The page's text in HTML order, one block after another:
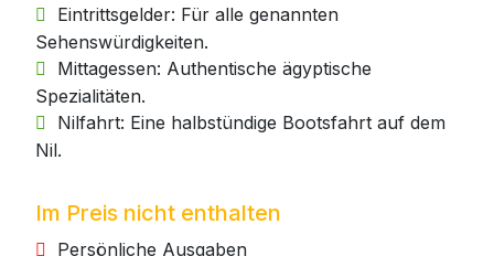
Eintrittsgelder: Für alle genannten
Sehenswürdigkeiten.
Mittagessen: Authentische ägyptische
Spezialitäten.
Nilfahrt: Eine halbstündige Bootsfahrt auf dem
Nil.
Im Preis nicht enthalten
Persönliche Ausgaben